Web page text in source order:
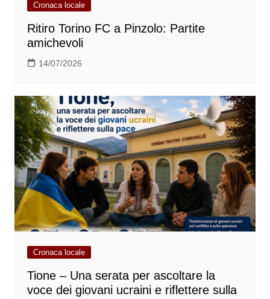
Cronaca locale
Ritiro Torino FC a Pinzolo: Partite
amichevoli
14/07/2026
Cronaca locale
Tione – Una serata per ascoltare la
voce dei giovani ucraini e riflettere sulla